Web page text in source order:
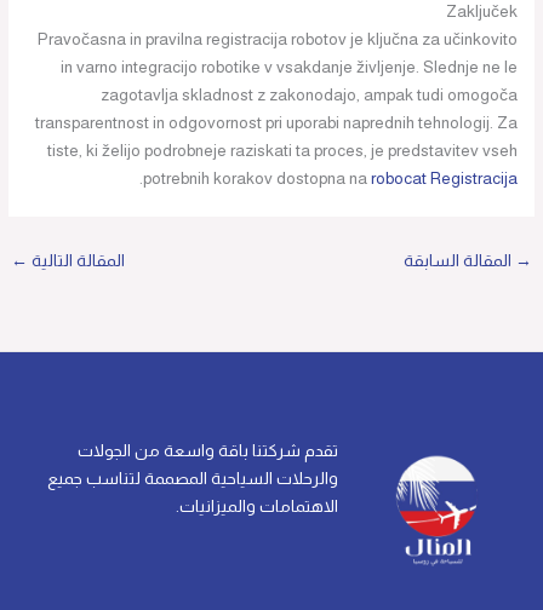
Zaključek
Pravočasna in pravilna registracija robotov je ključna za učinkovito
in varno integracijo robotike v vsakdanje življenje. Slednje ne le
zagotavlja skladnost z zakonodajo, ampak tudi omogoča
transparentnost in odgovornost pri uporabi naprednih tehnologij. Za
tiste, ki želijo podrobneje raziskati ta proces, je predstavitev vseh
potrebnih korakov dostopna na robocat Registracija
→ المقالة السابقة المقالة التالية ←
تقدم شركتنا باقة واسعة من الجولات
والرحلات السياحية المصممة لتناسب جميع
الاهتمامات والميزانيات.